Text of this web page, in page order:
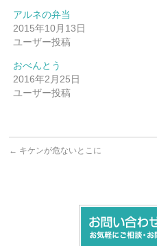
アルネの弁当
2015年10月13日
ユーザー投稿
おべんとう
2016年2月25日
ユーザー投稿
← キケンが危ないとこに